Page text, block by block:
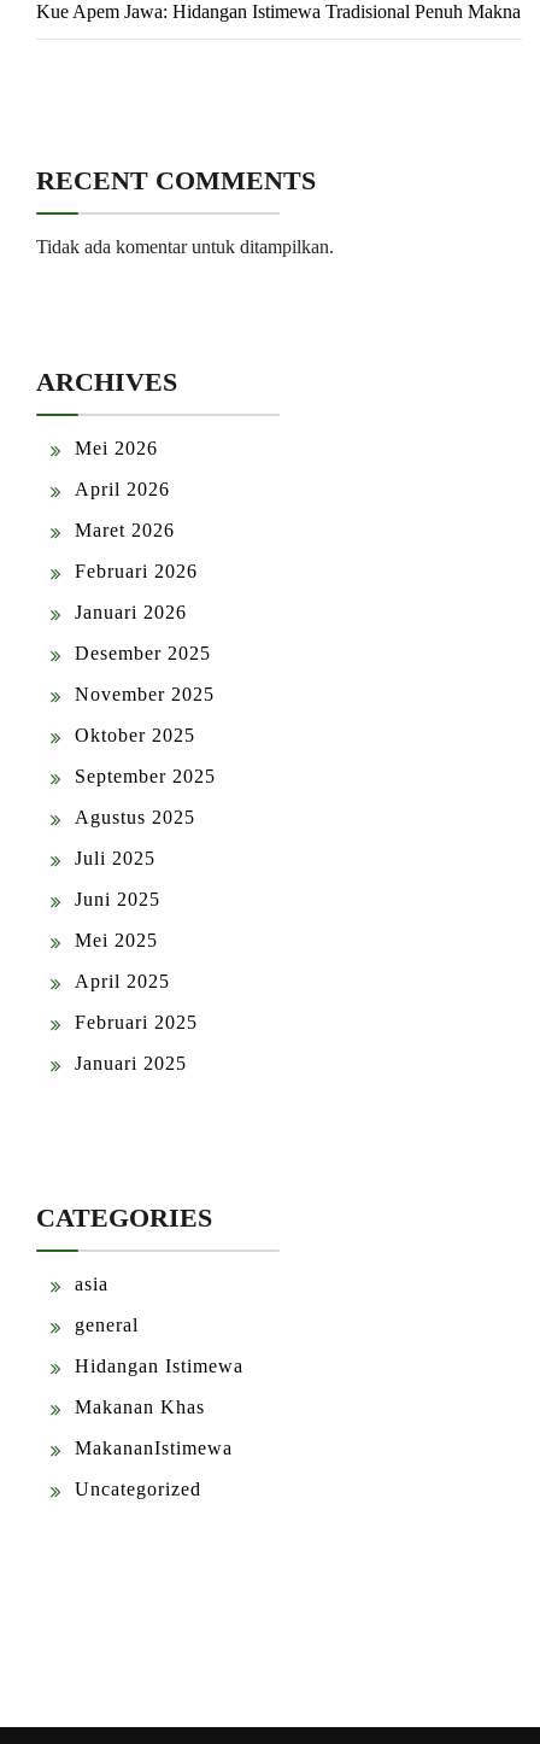
Kue Apem Jawa: Hidangan Istimewa Tradisional Penuh Makna
RECENT COMMENTS
Tidak ada komentar untuk ditampilkan.
ARCHIVES
Mei 2026
April 2026
Maret 2026
Februari 2026
Januari 2026
Desember 2025
November 2025
Oktober 2025
September 2025
Agustus 2025
Juli 2025
Juni 2025
Mei 2025
April 2025
Februari 2025
Januari 2025
CATEGORIES
asia
general
Hidangan Istimewa
Makanan Khas
MakananIstimewa
Uncategorized